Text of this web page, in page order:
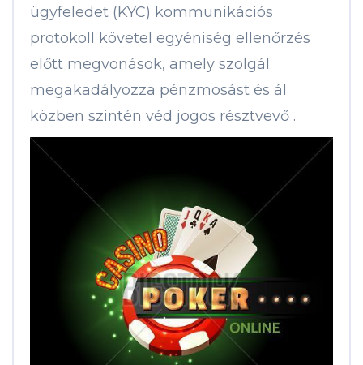
ügyfeledet (KYC) kommunikációs
protokoll követel egyéniség ellenőrzés
előtt megvonások, amely szolgál
megakadályozza pénzmosást és ál
közben szintén véd jogos résztvevő .